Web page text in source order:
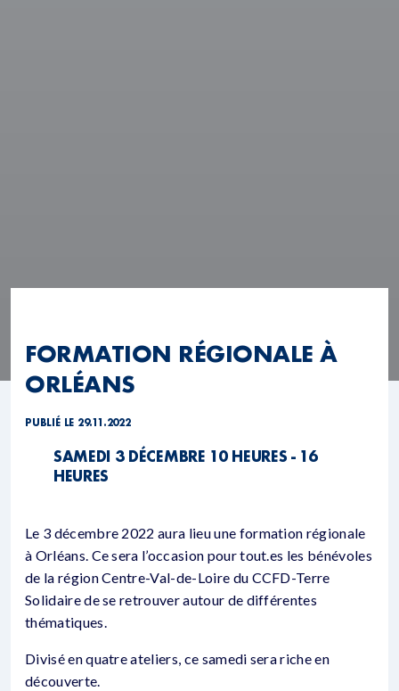
FORMATION RÉGIONALE À
ORLÉANS
PUBLIÉ LE 29.11.2022
SAMEDI 3 DÉCEMBRE 10 HEURES - 16
HEURES
Le 3 décembre 2022 aura lieu une formation régionale
à Orléans. Ce sera l’occasion pour tout.es les bénévoles
de la région Centre-Val-de-Loire du CCFD-Terre
Solidaire de se retrouver autour de différentes
thématiques.
Divisé en quatre ateliers, ce samedi sera riche en
découverte.